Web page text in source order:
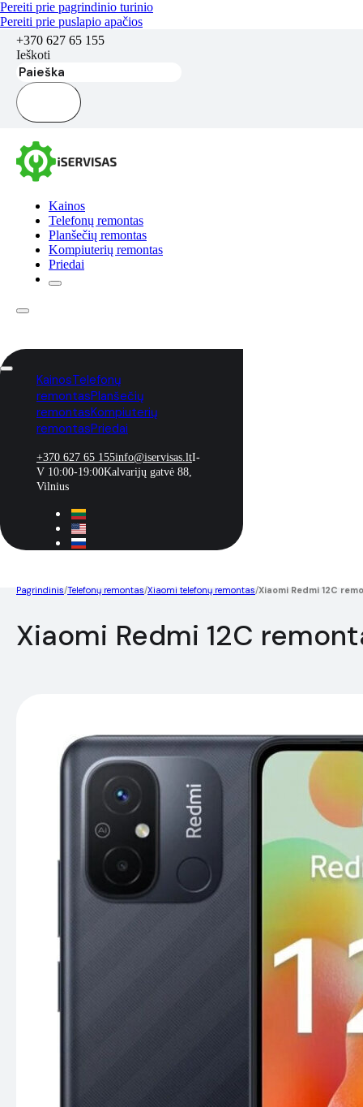
Pereiti prie pagrindinio turinio
Pereiti prie puslapio apačios
+370 627 65 155
Ieškoti
Kainos
Telefonų remontas
Planšečių remontas
Kompiuterių remontas
Priedai
KainosTelefonų
remontasPlanšečių
remontasKompiuterių
remontasPriedai
+370 627 65 155info@iservisas.ltI-
V 10:00-19:00Kalvarijų gatvė 88,
Vilnius
Pagrindinis/Telefonų remontas/Xiaomi telefonų remontas/Xiaomi Redmi 12C
Xiaomi Redmi 12C